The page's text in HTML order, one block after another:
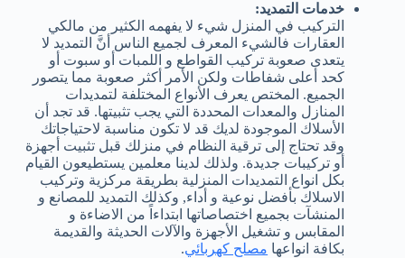
خدمات التمديد:
التركيب في المنزل شيء لا يفهمه الكثير من مالكي
العقارات فالشيء المعرف لجميع الناس أنَّ التمديد لا
يتعدى صعوبة تركيب القواطع و اللمبات أو سبوت أو
كحد أعلى شفاطات ولكن الأمر أكثر صعوبة مما يتصور
الجميع. المختص يعرف الأنواع المختلفة لتمديدات
المنازل والمعدات المحددة التي يجب تثبيتها. قد تجد أن
الأسلاك الموجودة لديك قد لا تكون مناسبة لاحتياجاتك
وقد تحتاج إلى ترقية النظام في منزلك قبل تثبيت أجهزة
أو تركيبات جديدة. ولذلك لدينا معلمين يستطيعون القيام
بكل انواع التمديدات المنزلية بطريقة مركزية وتركيب
الاسلاك بأفضل نوعية و أداء, وكذلك التمديد للمصانع و
المنشآت بجميع اختصاصاتها ابتداءاً من الاضاءة و
المقابس و تشغيل الأجهزة والآلات الحديثة والقديمة
بكافة انواعها مصلح كهربائي.